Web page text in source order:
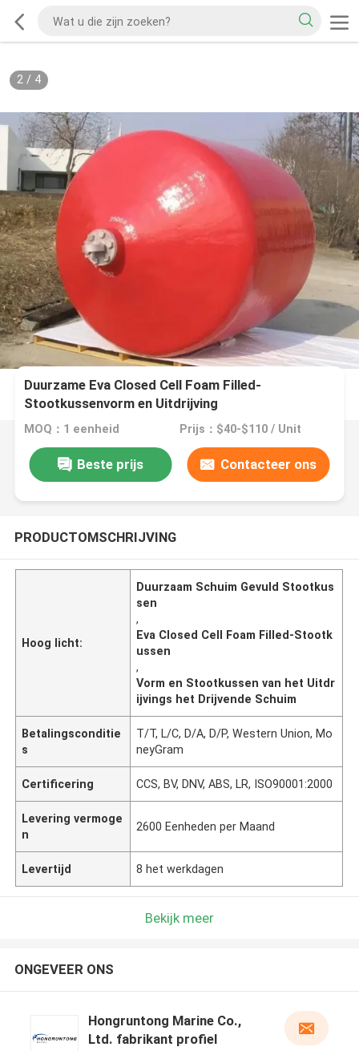
2/ 4
Duurzame Eva Closed Cell Foam Filled-
Stootkussenvorm en Uitdrijving
MOQ：1 eenheid Prijs：$40-$110 / Unit
Beste prijs Contacteer ons
PRODUCTOMSCHRIJVING
Hoog licht:
Duurzaam Schuim Gevuld Stootkus
sen
,
Eva Closed Cell Foam Filled-Stootk
ussen
,
Vorm en Stootkussen van het Uitdr
ijvings het Drijvende Schuim
Betalingsconditie
s
T/T, L/C, D/A, D/P, Western Union, Mo
neyGram
Certificering CCS, BV, DNV, ABS, LR, ISO90001:2000
Levering vermoge
n
2600 Eenheden per Maand
Levertijd 8 het werkdagen
Bekijk meer
ONGEVEER ONS
Hongruntong Marine Co.,
Ltd. fabrikant profiel